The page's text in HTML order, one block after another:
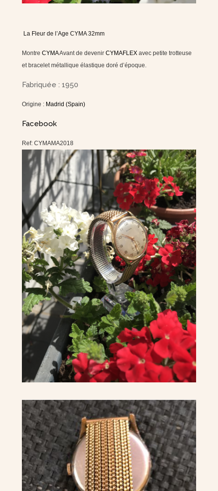
La Fleur de l’Age CYMA 32mm
Montre CYMAAvant de devenir CYMAFLEXavec petite trotteuse
et bracelet métallique élastique doré d’époque.
Fabriquée : 1950
Origine : Madrid (Spain)
Facebook
Ref: CYMAMA2018